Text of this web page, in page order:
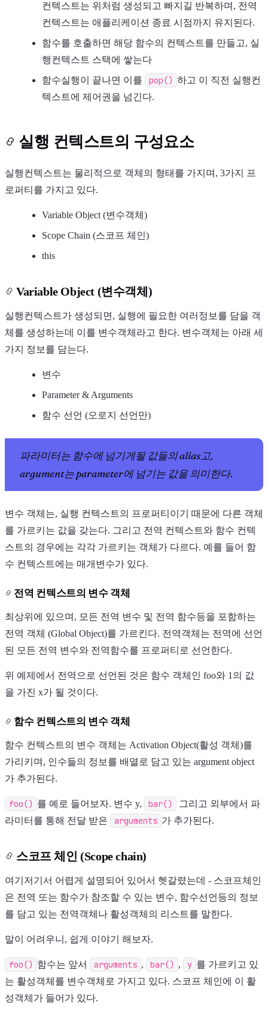
컨텍스트는 위처럼 생성되고 빠지길 반복하며, 전역
컨텍스트는 애플리케이션 종료 시점까지 유지된다.
함수를 호출하면 해당 함수의 컨텍스트를 만들고, 실
행컨텍스트 스택에 쌓는다
함수실행이 끝나면 이를
pop() 하고 이 직전 실행컨
텍스트에 제어권을 넘긴다.
실행 컨텍스트의 구성요소
실행컨텍스트는 물리적으로 객체의 형태를 가지며, 3가지 프
로퍼티를 가지고 있다.
Variable Object (변수객체)
Scope Chain (스코프 체인)
this
Variable Object (변수객체)
실행컨텍스트가 생성되면, 실행에 필요한 여러정보를 담을 객
체를 생성하는데 이를 변수객체라고 한다. 변수객체는 아래 세
가지 정보를 담는다.
변수
Parameter & Arguments
함수 선언 (오로지 선언만)
파라미터는 함수에 넘기게될 값들의 alias고,
argument는 parameter에 넘기는 값을 의미한다.
변수 객체는, 실행 컨텍스트의 프로퍼티이기 때문에 다른 객체
를 가르키는 값을 갖는다. 그리고 전역 컨텍스트와 함수 컨텍
스트의 경우에는 각각 가르키는 객체가 다르다. 예를 들어 함
수 컨텍스트에는 매개변수가 있다.
전역 컨텍스트의 변수 객체
최상위에 있으며, 모든 전역 변수 및 전역 함수등을 포함하는
전역 객체 (Global Object)를 가르킨다. 전역객체는 전역에 선언
된 모든 전역 변수와 전역함수를 프로퍼티로 선언한다.
위 예제에서 전역으로 선언된 것은 함수 객체인 foo와 1의 값
을 가진 x가 될 것이다.
함수 컨텍스트의 변수 객체
함수 컨텍스트의 변수 객체는 Activation Object(활성 객체)를
가리키며, 인수들의 정보를 배열로 담고 있는 argument object
가 추가된다.
foo() 를 예로 들어보자. 변수 y, bar()
그리고 외부에서 파
라미터를 통해 전달 받은
arguments 가 추가된다.
스코프 체인 (Scope chain)
여기저기서 어렵게 설명되어 있어서 헷갈렸는데 - 스코프체인
은 전역 또는 함수가 참조할 수 있는 변수, 함수선언등의 정보
를 담고 있는 전역객체나 활성객체의 리스트를 말한다.
말이 어려우니, 쉽게 이야기 해보자.
foo() 함수는 앞서 arguments , bar() , y 를 가르키고 있
는 활성객체를 변수객체로 가지고 있다. 스코프 체인에 이 활
성객체가 들어가 있다.